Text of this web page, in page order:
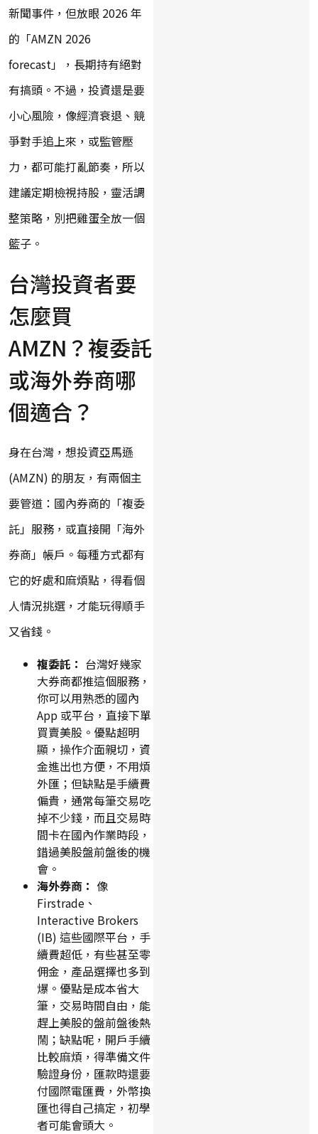
新聞事件，但放眼 2026 年
的「AMZN 2026
forecast」，長期持有絕對
有搞頭。不過，投資還是要
小心風險，像經濟衰退、競
爭對手追上來，或監管壓
力，都可能打亂節奏，所以
建議定期檢視持股，靈活調
整策略，別把雞蛋全放一個
籃子。
台灣投資者要
怎麼買
AMZN？複委託
或海外券商哪
個適合？
身在台灣，想投資亞馬遜
(AMZN) 的朋友，有兩個主
要管道：國內券商的「複委
託」服務，或直接開「海外
券商」帳戶。每種方式都有
它的好處和麻煩點，得看個
人情況挑選，才能玩得順手
又省錢。
複委託： 台灣好幾家
大券商都推這個服務，
你可以用熟悉的國內
App 或平台，直接下單
買賣美股。優點超明
顯，操作介面親切，資
金進出也方便，不用煩
外匯；但缺點是手續費
偏貴，通常每筆交易吃
掉不少錢，而且交易時
間卡在國內作業時段，
錯過美股盤前盤後的機
會。
海外券商： 像
Firstrade、
Interactive Brokers
(IB) 這些國際平台，手
續費超低，有些甚至零
佣金，產品選擇也多到
爆。優點是成本省大
筆，交易時間自由，能
趕上美股的盤前盤後熱
鬧；缺點呢，開戶手續
比較麻煩，得準備文件
驗證身份，匯款時還要
付國際電匯費，外幣換
匯也得自己搞定，初學
者可能會頭大。